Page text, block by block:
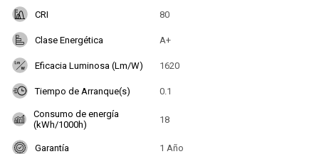
CRI 80
Clase Energética A+
Eficacia Luminosa (Lm/W) 1620
Tiempo de Arranque(s) 0.1
Consumo de energía
(kWh/1000h)
18
Garantía 1 Año